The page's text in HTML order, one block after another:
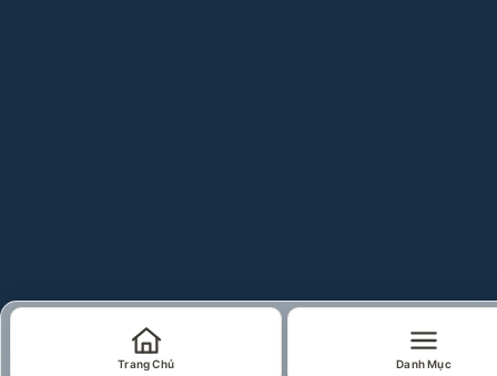
Trang Chủ Danh Mục